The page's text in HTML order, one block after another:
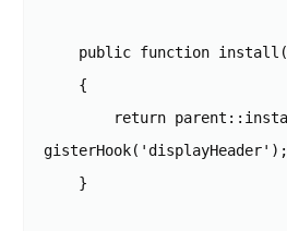
gisterHook('displayHeader');